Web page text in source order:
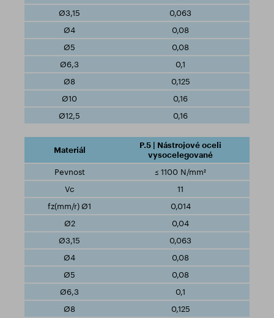
0,063
0,08
0,08
0,1
0,125
0,16
0,16
P.5 | Nástrojové oceli
vysocelegované
≤ 1100 N/mm²
11
0,014
0,04
0,063
0,08
0,08
0,1
0,125